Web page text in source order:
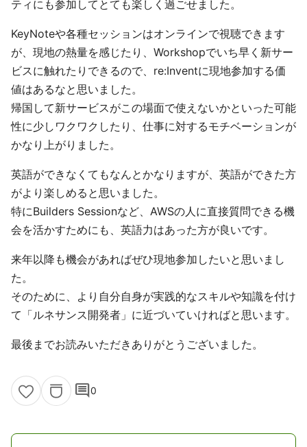
ティにも参加してとても楽しく過ごせました。
KeyNoteや各種セッションはオンラインで視聴できます
が、現地の熱量を感じたり、Workshopでいち早く新サー
ビスに触れたりできるので、re:Inventに現地参加する価
値はあるなと思いました。
帰国して新サービスがこの場面で使えないかといった可能
性に少しワクワクしたり、仕事に対するモチベーションが
かなり上がりました。
英語ができなくてもなんとかなりますが、英語ができた方
がより楽しめると思いました。
特にBuilders Sessionなど、AWSの人に直接質問できる機
会を活かすためにも、英語力はあった方が良いです。
来年以降も機会があればぜひ現地参加したいと思いまし
た。
そのために、より自分自身が実践的なスキルや知識を付け
て「ルネサンス開発者」に近づいていければと思います。
最後までお読みいただきありがとうございました。
comment0